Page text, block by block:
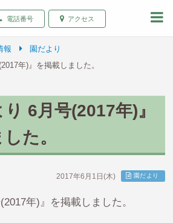
保育園 青森県弘
電話番号 アクセス
報
園だより
年)』を掲載しました。
り 6月号(2017年)』
た。
2017年6月1日(木) 園だより
年)』を掲載しました。